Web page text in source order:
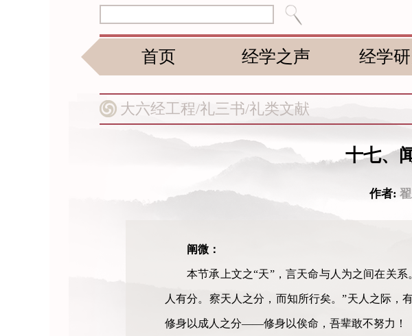
首页 经学之声 经学
大六经工程/礼三书/礼类文献
十七、
作者:
阐微：
本节承上文之“天”，言天命与人为之间在关
人有分。察天人之分，而知所行矣。”天人之际
修身以成人之分——修身以俟命，吾辈敢不努力！